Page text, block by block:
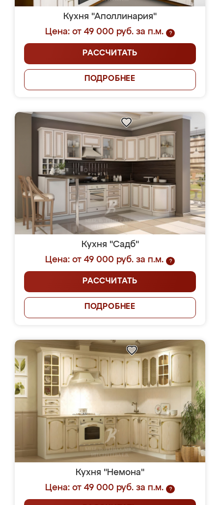
Кухня "Аполлинария"
Цена: от 49 000 руб. за п.м.
?
РАССЧИТАТЬ
ПОДРОБНЕЕ
Кухня "Садб"
Цена: от 49 000 руб. за п.м.
?
РАССЧИТАТЬ
ПОДРОБНЕЕ
Кухня "Немона"
Цена: от 49 000 руб. за п.м.
?